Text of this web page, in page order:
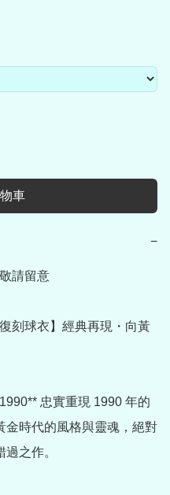
車
−
請留意
刻球衣】經典再現・向黃
忠實重現 1990 年的
金時代的風格與靈魂，絕對
之作。